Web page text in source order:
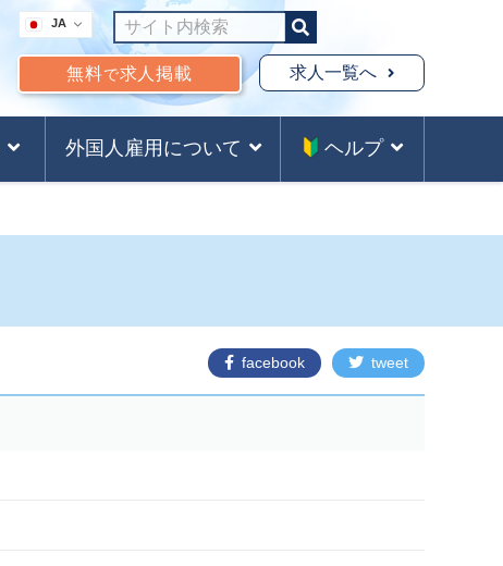
JA
無料で求人掲載 求人一覧へ
外国人雇用について ヘルプ
facebook tweet